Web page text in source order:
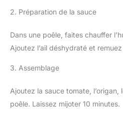
2. Préparation de la sauce
Dans une poêle, faites chauffer
Ajoutez l’ail déshydraté et
3. Assemblage
Ajoutez la sauce tomate, l’origan,
poêle. Laissez mijoter 10 minutes.